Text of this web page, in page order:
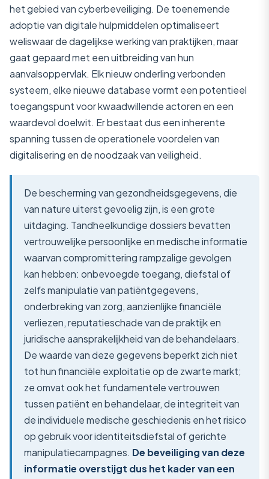
het gebied van cyberbeveiliging. De toenemende
adoptie van digitale hulpmiddelen optimaliseert
weliswaar de dagelijkse werking van praktijken, maar
gaat gepaard met een uitbreiding van hun
aanvalsoppervlak. Elk nieuw onderling verbonden
systeem, elke nieuwe database vormt een potentieel
toegangspunt voor kwaadwillende actoren en een
waardevol doelwit. Er bestaat dus een inherente
spanning tussen de operationele voordelen van
digitalisering en de noodzaak van veiligheid.
De bescherming van gezondheidsgegevens, die
van nature uiterst gevoelig zijn, is een grote
uitdaging. Tandheelkundige dossiers bevatten
vertrouwelijke persoonlijke en medische informatie
waarvan compromittering rampzalige gevolgen
kan hebben: onbevoegde toegang, diefstal of
zelfs manipulatie van patiëntgegevens,
onderbreking van zorg, aanzienlijke financiële
verliezen, reputatieschade van de praktijk en
juridische aansprakelijkheid van de behandelaars.
De waarde van deze gegevens beperkt zich niet
tot hun financiële exploitatie op de zwarte markt;
ze omvat ook het fundamentele vertrouwen
tussen patiënt en behandelaar, de integriteit van
de individuele medische geschiedenis en het risico
op gebruik voor identiteitsdiefstal of gerichte
manipulatiecampagnes. De beveiliging van deze
informatie overstijgt dus het kader van een